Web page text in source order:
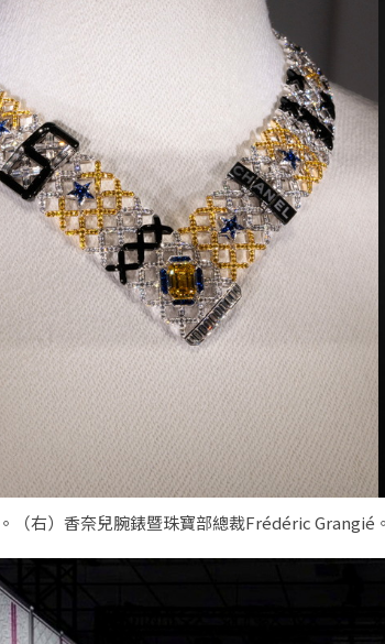
（右）香奈兒腕錶暨珠寶部總裁Frédéric Grangié